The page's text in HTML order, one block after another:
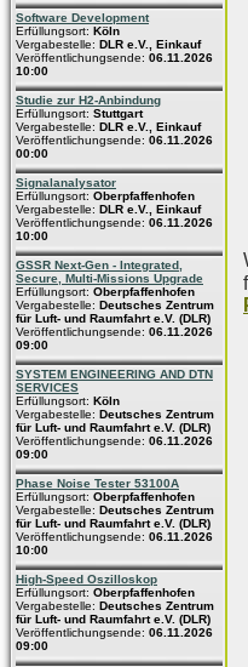
Software Development
Erfüllungsort: Köln
Vergabestelle: DLR e.V., Einkauf
Veröffentlichungsende: 06.11.2026
10:00
Studie zur H2-Anbindung
Erfüllungsort: Stuttgart
Vergabestelle: DLR e.V., Einkauf
Veröffentlichungsende: 06.11.2026
00:00
Signalanalysator
Erfüllungsort: Oberpfaffenhofen
Vergabestelle: DLR e.V., Einkauf
Veröffentlichungsende: 06.11.2026
10:00
GSSR Next-Gen - Integrated,
Secure, Multi-Missions Upgrade
Erfüllungsort: Oberpfaffenhofen
Vergabestelle: Deutsches Zentrum
für Luft- und Raumfahrt e.V. (DLR)
Veröffentlichungsende: 06.11.2026
09:00
SYSTEM ENGINEERING AND DTN
SERVICES
Erfüllungsort: Köln
Vergabestelle: Deutsches Zentrum
für Luft- und Raumfahrt e.V. (DLR)
Veröffentlichungsende: 06.11.2026
09:00
Phase Noise Tester 53100A
Erfüllungsort: Oberpfaffenhofen
Vergabestelle: Deutsches Zentrum
für Luft- und Raumfahrt e.V. (DLR)
Veröffentlichungsende: 06.11.2026
10:00
High-Speed Oszilloskop
Erfüllungsort: Oberpfaffenhofen
Vergabestelle: Deutsches Zentrum
für Luft- und Raumfahrt e.V. (DLR)
Veröffentlichungsende: 06.11.2026
09:00